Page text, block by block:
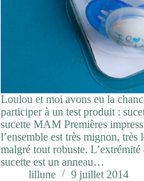
Loulou et moi avons eu la
participer à un test produit :
sucette MAM Premières
l’ensemble est très mignon, très
malgré tout robuste. L’extrémité
sucette est un anneau…
lillune
9 juillet 2014